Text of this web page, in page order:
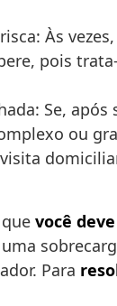
Às
pois
Se, após
ou
você
Para